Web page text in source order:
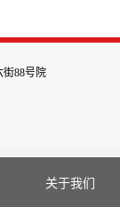
88号院
关于我们